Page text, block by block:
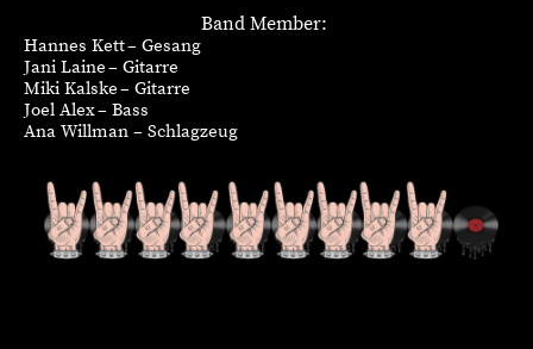
Band Member:
Hannes Kett – Gesang
Jani Laine – Gitarre
Miki Kalske – Gitarre
Joel Alex – Bass
Ana Willman – Schlagzeug